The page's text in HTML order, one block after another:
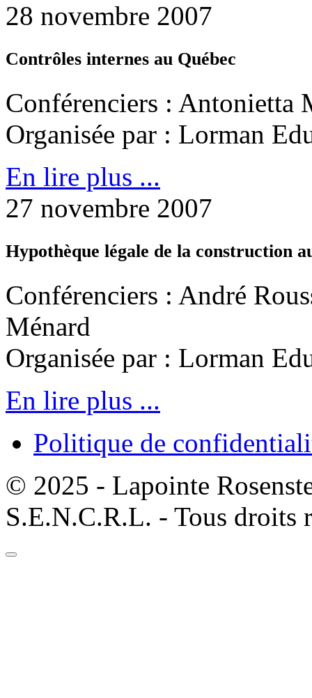
28 novembre 2007
Contrôles internes au Québec
Conférenciers : Antonietta
Organisée par : Lorman
En lire plus ...
27 novembre 2007
Hypothèque légale de la construction
Conférenciers : André
Ménard
Organisée par : Lorman
En lire plus ...
Politique de
© 2025 - Lapointe
S.E.N.C.R.L. - Tous droits